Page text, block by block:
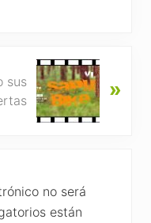
sus
»
no será
están